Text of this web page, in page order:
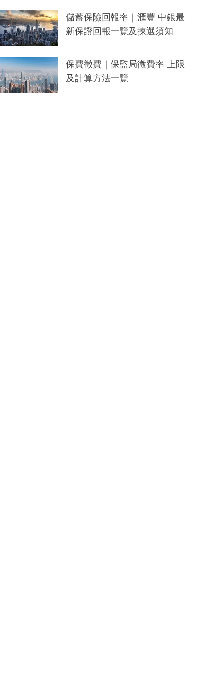
儲蓄保險回報率｜滙豐 中銀最
新保證回報一覽及揀選須知
保費徵費｜保監局徵費率 上限
及計算方法一覽